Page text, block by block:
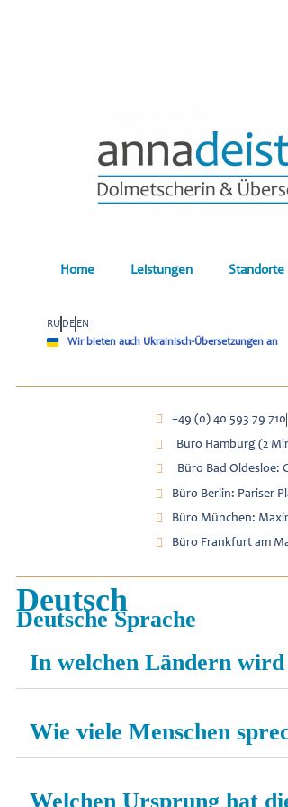
Home Leistungen Standorte
RU DE EN
Wir bieten auch Ukrainisch-Übersetzungen an
+49 (0) 40 593 79 710
Büro Hamburg (2
Büro Bad Oldesloe:
Büro Berlin: Pariser
Büro München:
Büro Frankfurt am
Deutsch
Deutsche Sprache
In welchen Ländern wird
Wie viele Menschen
Welchen Ursprung hat